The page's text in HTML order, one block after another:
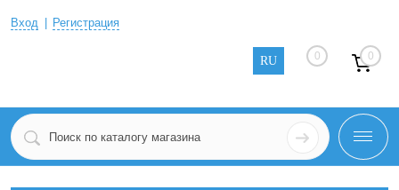
Вход Регистрация
RU 0 0